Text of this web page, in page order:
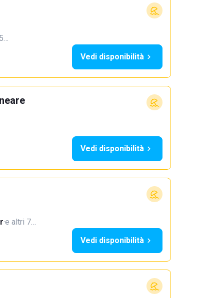
Vedi disponibilità
Vedi disponibilità
·e altri 7…
Vedi disponibilità